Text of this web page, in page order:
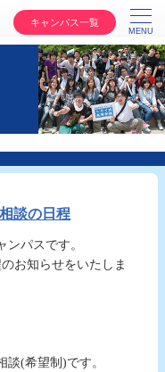
キャンパス一覧
談の日程
パスです。
お知らせをいたしま
(希望制)です。